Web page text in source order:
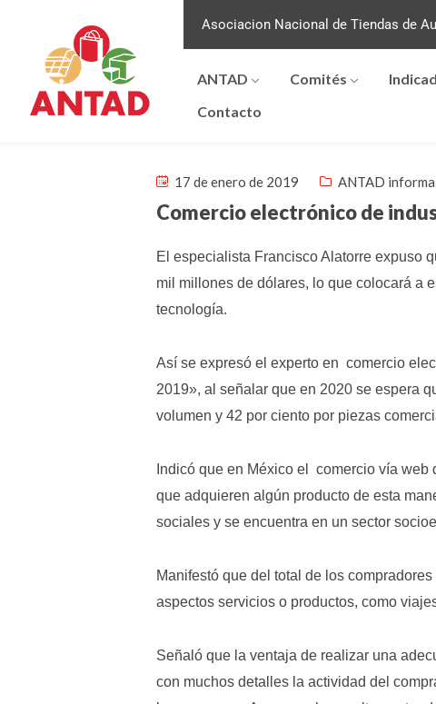
Asociacion Nacional de Tiendas de
ANTAD Comités
Contacto
17 de enero de 2019 ANTAD informa
Comercio electrónico de
El especialista Francisco Alatorre expuso
mil millones de dólares, lo que colocará a
tecnología.
Así se expresó el experto en comercio
2019», al señalar que en 2020 se espera
volumen y 42 por ciento por piezas
Indicó que en México el comercio vía
que adquieren algún producto de esta
sociales y se encuentra en un sector
Manifestó que del total de los
aspectos servicios o productos, como
Señaló que la ventaja de realizar una
con muchos detalles la actividad del